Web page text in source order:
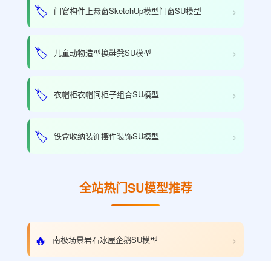
🏷️ 门窗构件上悬窗SketchUp模型门窗SU模型 ›
🏷️ 儿童动物造型换鞋凳SU模型 ›
🏷️ 衣帽柜衣帽间柜子组合SU模型 ›
🏷️ 铁盒收纳装饰摆件装饰SU模型 ›
全站热门SU模型推荐
🔥 南极场景岩石冰屋企鹅SU模型 ›